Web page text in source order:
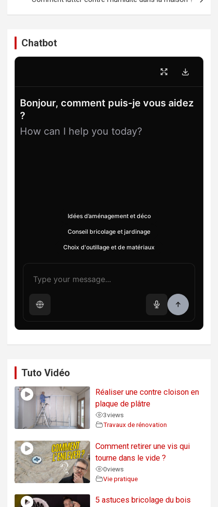
Chatbot
Bonjour, comment puis-je vous aidez
?
How can I help you today?
Idées d’aménagement et déco
Conseil bricolage et jardinage
Choix d'outillage et de matériaux
Tuto Vidéo
Réaliser une contre cloison en
plaque de plâtre
3views
Travaux de rénovation
Comment retirer une vis qui
tourne dans le vide ?
0views
Vie pratique
5 astuces bricolage du bois